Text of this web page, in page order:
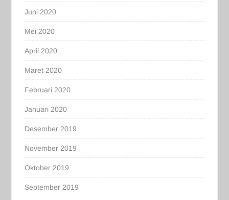
Juni 2020
Mei 2020
April 2020
Maret 2020
Februari 2020
Januari 2020
Desember 2019
November 2019
Oktober 2019
September 2019